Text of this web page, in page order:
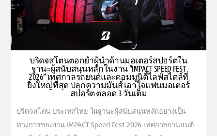
บริดจสโตนตอกย้ำผู้นำด้านมอเตอร์สปอร์ตใน
ฐานะผู้สนับสนุนหลักในงาน “IMPACT SPEED FEST
2026” เทศกาลรถยนต์และคอมมูนิตี้ไลฟ์สไตล์ที่
ยิ่งใหญ่ที่สุด ปลุกความมันส์ เอาใจแฟนมอเตอร์
สปอร์ต ตลอด 3 วันเต็ม
บริดจสโตน ประเทศไทย ในฐานะผู้สนับสนุนหลักอย่างเป็น
ทางการของงาน IMPACT Speed Fest 2026 เทศกาลยานยนต์